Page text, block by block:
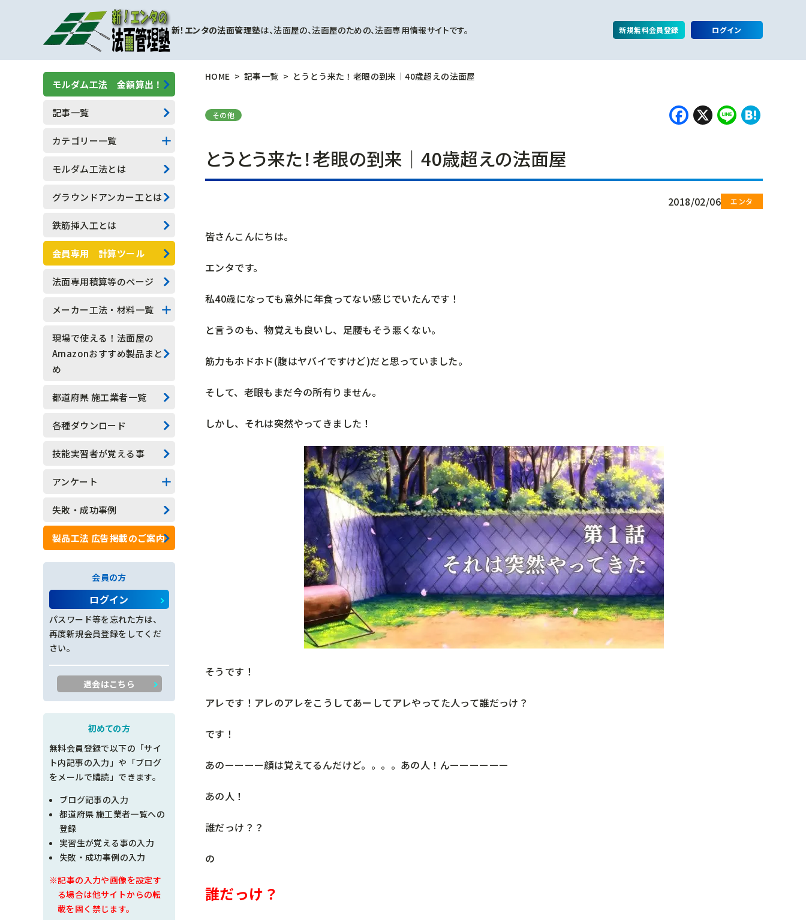
新！エンタの法面管理塾は、法面屋の、法面屋のための、法面専用情報サイトです。 新規無料会員登録 ログイン
HOME 記事一覧 とうとう来た！老眼の到来｜40歳超えの法面屋
その他 Facebook
X Line
とうとう来た！老眼の到来｜40歳超えの法面屋
2018/02/06
皆さんこんにちは。
エンタです。
私40歳になっても意外に年食ってない感じでいたんです！
と言うのも、物覚えも良いし、足腰もそう悪くない。
筋力もホドホド(腹はヤバイですけど)だと思っていました。
そして、老眼もまだ今の所有りません。
しかし、それは突然やってきました！
そうです！
アレです！アレのアレをこうしてあーしてアレやってた人って誰だっけ？
です！
あのーーーー顔は覚えてるんだけど。。。。あの人！んーーーーーー
あの人！
誰だっけ？？
の
誰だっけ？
モルダム工法 金額算出！
記事一覧
カテゴリー一覧
擁壁補強工事
モルダム工
一般人向け(他業種)
専門用語
技能実習生
水抜きロックボルト
水抜きボーリング
現場吹付法枠工
モルタル吹付工
植生基材吹付工
グラウンドアンカー工
ロックボルト工
足場工
ロックネット工
法面工全般
施工管理
創意工夫
品質管理
出来形管理
工程管理
土木設計
現場問題点
その他
モルダム工法とは
グラウンドアンカー工とは
鉄筋挿入工とは
会員専用 計算ツール
法面専用積算等のページ
メーカー工法・材料一覧
法面系
測定器具系
アンカー系
その他
現場で使える！法面屋の
Amazonおすすめ製品まと
め
都道府県 施工業者一覧
各種ダウンロード
技能実習者が覚える事
アンケート
アンケート結果一覧
失敗・成功事例
製品工法 広告掲載のご案内
会員の方
ログイン
パスワード等を忘れた方は、
再度新規会員登録をしてくだ
さい。
退会はこちら
初めての方
無料会員登録で以下の「サイ
ト内記事の入力」や「ブログ
をメールで購読」できます。
ブログ記事の入力
都道府県 施工業者一覧への
登録
実習生が覚える事の入力
失敗・成功事例の入力
※記事の入力や画像を設定す
る場合は他サイトからの転
載を固く禁じます。